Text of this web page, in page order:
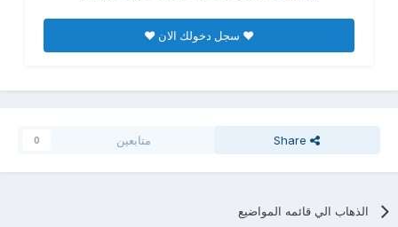
♥ سجل دخولك الان ♥
Share متابعين 0
الذهاب الي قائمه المواضيع